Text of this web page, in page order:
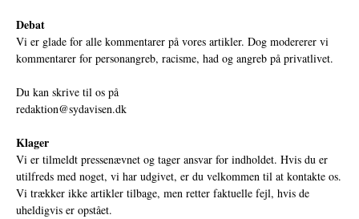
Debat
Vi er glade for alle kommentarer på vores artikler. Dog modererer vi
kommentarer for personangreb, racisme, had og angreb på privatlivet.
Du kan skrive til os på
redaktion@sydavisen.dk
Klager
Vi er tilmeldt pressenævnet og tager ansvar for indholdet. Hvis du er
utilfreds med noget, vi har udgivet, er du velkommen til at kontakte os.
Vi trækker ikke artikler tilbage, men retter faktuelle fejl, hvis de
uheldigvis er opstået.